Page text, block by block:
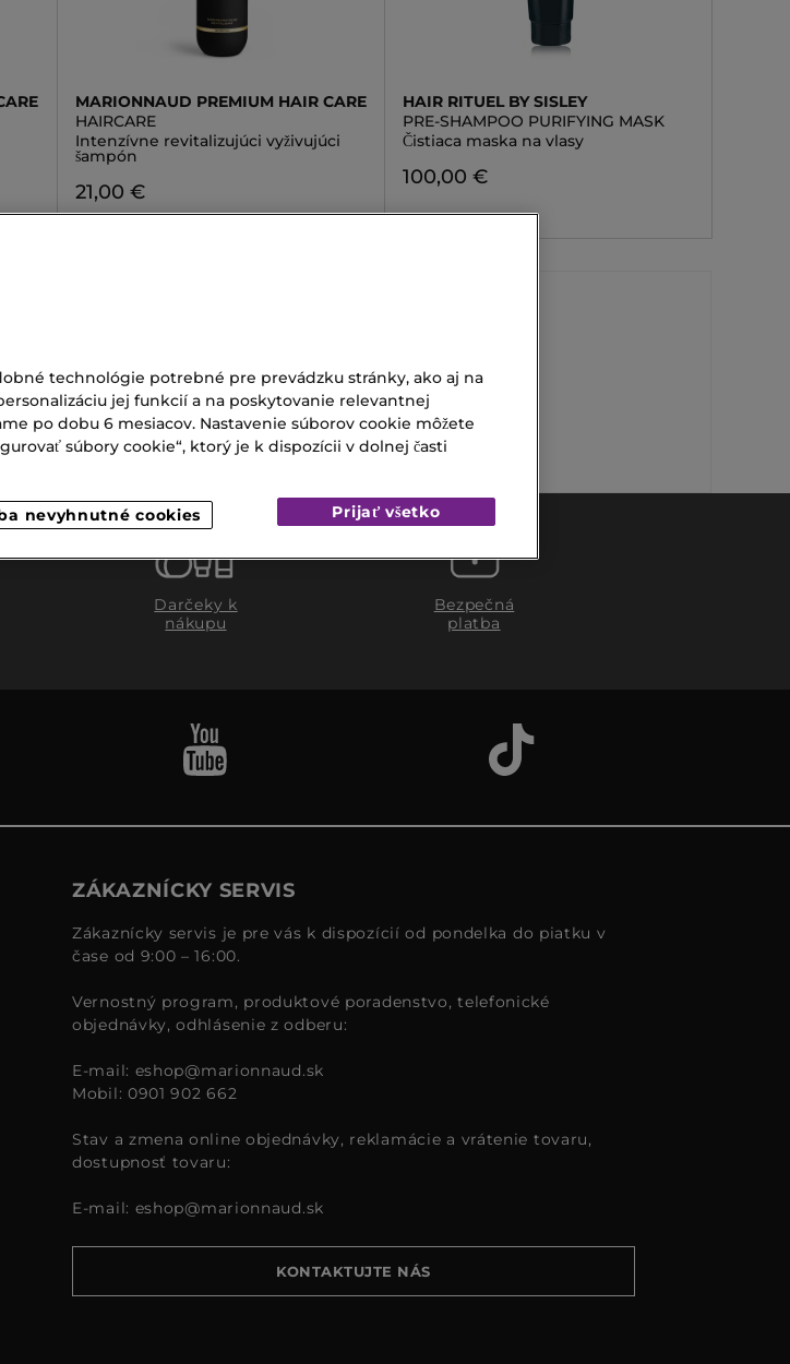
MARIONNAUD PREMIUM HAIR CARE
HAIRCARE
Intenzívne revitalizujúci vyživujúci
šampón
21,00 €
HAIR RITUEL BY SISLEY
PRE-SHAMPOO PURIFYING MASK
Čistiaca maska na vlasy
100,00 €
Kajalová Ceruzka Na Oči Parfum Rome
Darčeky k
nákupu
Bezpečná
platba
ZÁKAZNÍCKY SERVIS
Zákaznícky servis je pre vás k dispozícií od pondelka do piatku v
čase od 9:00 – 16:00.
Vernostný program, produktové poradenstvo, telefonické
objednávky, odhlásenie z odberu:
E-mail: eshop@marionnaud.sk
Mobil: 0901 902 662
Stav a zmena online objednávky, reklamácie a vrátenie tovaru,
dostupnosť tovaru:
E-mail: eshop@marionnaud.sk
KONTAKTUJTE NÁS
technológie potrebné pre prevádzku stránky, ako aj na
jej funkcií a na poskytovanie relevantnej
po dobu 6 mesiacov. Nastavenie súborov cookie môžete
súbory cookie“, ktorý je k dispozícii v dolnej časti
nevyhnutné cookies Prijať všetko